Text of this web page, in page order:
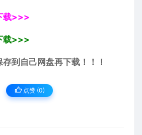
载>>>
载>>>
到自己网盘再下载！！！
点赞 (0)